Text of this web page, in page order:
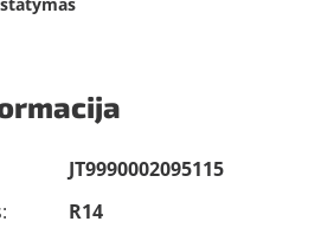
JT9990002095115
R14